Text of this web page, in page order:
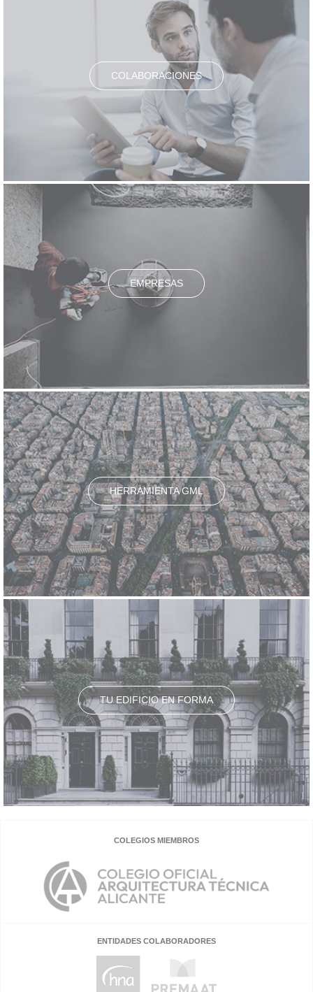
COLABORACIONES
EMPRESAS
HERRAMIENTA GML
TU EDIFICIO EN FORMA
COLEGIOS MIEMBROS
ENTIDADES COLABORADORES